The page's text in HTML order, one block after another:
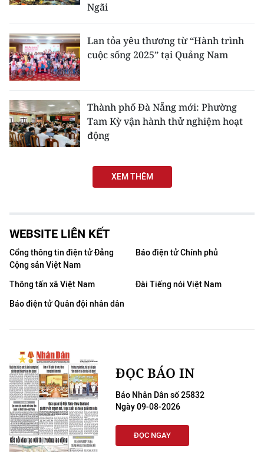
Ngãi
Lan tỏa yêu thương từ “Hành trình
cuộc sống 2025” tại Quảng Nam
Thành phố Đà Nẵng mới: Phường
Tam Kỳ vận hành thử nghiệm hoạt
động
XEM THÊM
WEBSITE LIÊN KẾT
Cổng thông tin điện tử Đảng
Cộng sản Việt Nam
Báo điện tử Chính phủ
Thông tấn xã Việt Nam
Đài Tiếng nói Việt Nam
Báo điện tử Quân đội nhân dân
ĐỌC BÁO IN
Báo Nhân Dân số 25832
Ngày 09-08-2026
ĐỌC NGAY